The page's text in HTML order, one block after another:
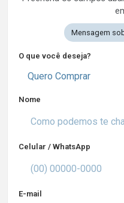
Mensagem
O que você deseja?
Quero Comprar
Nome
Celular / WhatsApp
E-mail